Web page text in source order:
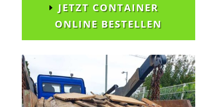
JETZT CONTAINER
ONLINE BESTELLEN